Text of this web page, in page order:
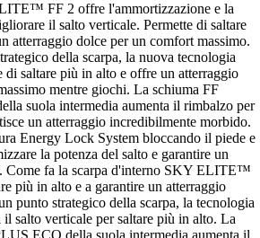
FF 2 offre l'ammortizzazione e la
il salto verticale. Permette di saltare
atterraggio dolce per un comfort massimo.
della scarpa, la nuova tecnologia
saltare più in alto e offre un atterraggio
mentre giochi. La schiuma FF
suola intermedia aumenta il rimbalzo per
un atterraggio incredibilmente morbido.
Energy Lock System bloccando il piede e
la potenza del salto e garantire un
Come fa la scarpa d'interno SKY ELITE™
più in alto e a garantire un atterraggio
punto strategico della scarpa, la tecnologia
salto verticale per saltare più in alto. La